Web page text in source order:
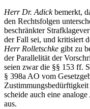
Herr Dr. Adickbemerkt,
den Rechtsfolgen
beschränkter
der Fall sei, und kritisiert
Herr Rolletschke gibt zu
der Parallelität der
seien zwar die §§ 153 ff.
§ 398a AO vom
scheide auch eine
aus.